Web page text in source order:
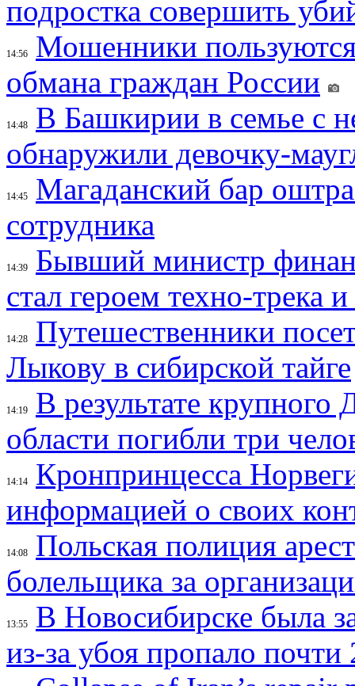
подростка совершить
14:56
Мошенники
обмана граждан России
14:48
В Башкирии в семье с
обнаружили девочку-
14:45
Магаданский бар
сотрудника
14:39
Бывший министр
стал героем техно-трека
14:28
Путешественники
Лыкову в сибирской тайге
14:19
В результате крупного
области погибли три
14:14
Кронпринцесса
информацией о своих
14:08
Польская полиция
болельщика за
13:55
В Новосибирске была
из-за убоя пропало почти